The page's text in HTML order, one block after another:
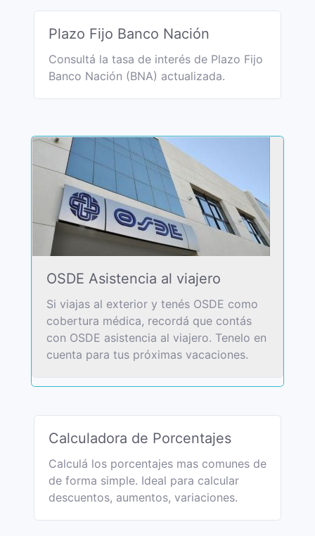
Plazo Fijo Banco Nación
Consultá la tasa de interés de Plazo Fijo
Banco Nación (BNA) actualizada.
OSDE Asistencia al viajero
Si viajas al exterior y tenés OSDE como
cobertura médica, recordá que contás
con OSDE asistencia al viajero. Tenelo en
cuenta para tus próximas vacaciones.
Calculadora de Porcentajes
Calculá los porcentajes mas comunes de
de forma simple. Ideal para calcular
descuentos, aumentos, variaciones.